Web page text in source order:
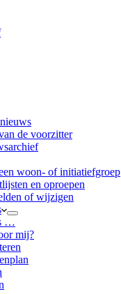
de voorzitter
woon- of initiatiefgroep
en oproepen
of wijzigen
…
mij?